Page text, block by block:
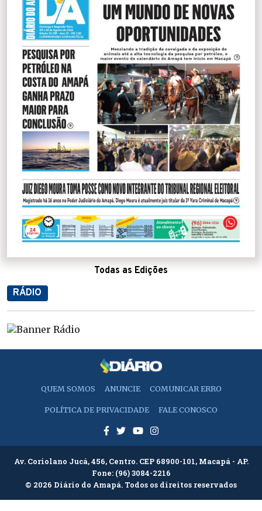
Todas as Edições
RÁDIO
QUEM SOMOS ANUNCIE COMUNICAR ERRO
POLÍTICA DE PRIVACIDADE FALE CONOSCO
Av. Coriolano Jucá, 456, Centro. CEP 68900-101, Macapá - AP.
Fone: (96) 3084-2216
© 2026 Diário do Amapá. Todos os direitos reservados